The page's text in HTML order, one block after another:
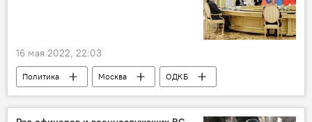
16 мая 2022, 22:03
Политика Москва
ОДКБ
саммит
документы подписание